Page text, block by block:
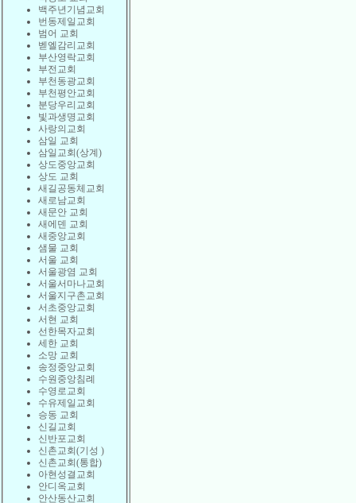
백주년기념교회
번동제일교회
범어 교회
벧엘감리교회
부산영락교회
부전교회
부천동광교회
부천평안교회
분당우리교회
빛과생명교회
사랑의교회
삼일 교회
삼일교회(상계)
상도중앙교회
상도 교회
새길공동체교회
새로남교회
새문안 교회
새에덴 교회
새중앙교회
샘물 교회
서울 교회
서울광염 교회
서울서마나교회
서울지구촌교회
서초중앙교회
서현 교회
선한목자교회
세한 교회
소망 교회
송정중앙교회
수원중앙침례
수영로교회
수유제일교회
승동 교회
신길교회
신반포교회
신촌교회(기성 )
신촌교회(통합)
아현성결교회
안디옥교회
안산동산교회